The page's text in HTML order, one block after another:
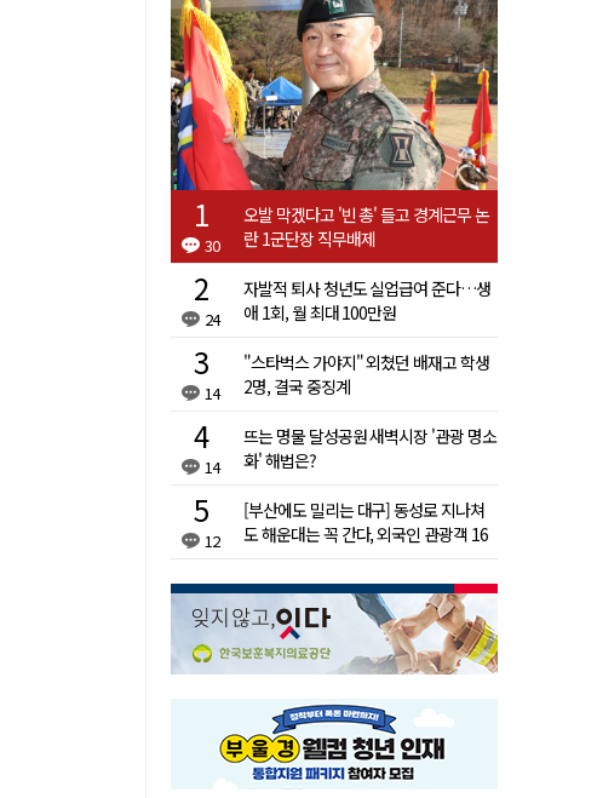
30
오발 막겠다고 '빈 총' 들고 경계근무 논
란 1군단장 직무배제
24
자발적 퇴사 청년도 실업급여 준다…생
애 1회, 월 최대 100만원
14
"스타벅스 가야지" 외쳤던 배재고 학생
2명, 결국 중징계
14
뜨는 명물 달성공원 새벽시장 '관광 명소
화' 해법은?
12
[부산에도 밀리는 대구] 동성로 지나쳐
도 해운대는 꼭 간다, 외국인 관광객 16